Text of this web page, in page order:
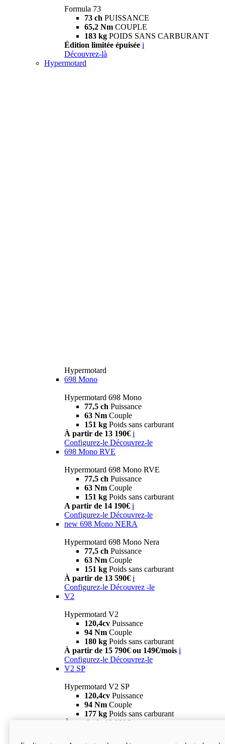
Formula 73
73 ch PUISSANCE
65,2 Nm COUPLE
183 kg POIDS SANS CARBURANT
Édition limitée épuisée i
Découvrez-là
Hypermotard
Hypermotard
698 Mono
Hypermotard 698 Mono
77,5 ch Puissance
63 Nm Couple
151 kg Poids sans carburant
À partir de 13 190€ i
Configurez-le Découvrez-le
698 Mono RVE
Hypermotard 698 Mono RVE
77,5 ch Puissance
63 Nm Couple
151 kg Poids sans carburant
A partir de 14 190€ i
Configurez-le Découvrez-le
new 698 Mono NERA
Hypermotard 698 Mono Nera
77,5 ch Puissance
63 Nm Couple
151 kg Poids sans carburant
À partir de 13 590€ i
Configurez-le Découvrez -le
V2
Hypermotard V2
120,4cv Puissance
94 Nm Couple
180 kg Poids sans carburant
À partir de 15 790€ ou 149€/mois i
Configurez-le Découvrez-le
V2 SP
Hypermotard V2 SP
120,4cv Puissance
94 Nm Couple
177 kg Poids sans carburant
À partir de 19 990€ i
new
V2 SP 100